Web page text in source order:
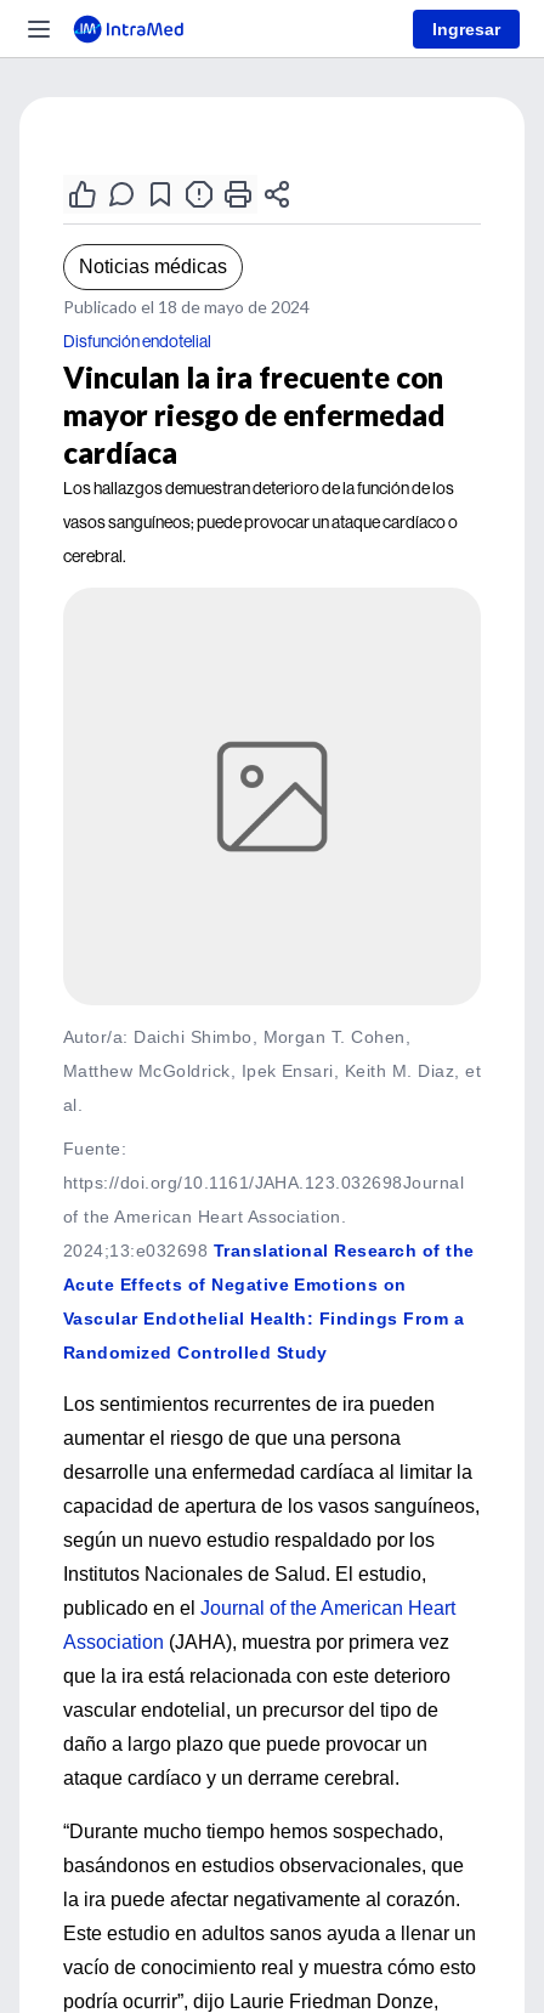
Ingresar
Noticias médicas
Publicado el 18 de mayo de 2024
Disfunción endotelial
Vinculan la ira frecuente con
mayor riesgo de enfermedad
cardíaca
Los hallazgos demuestran deterioro de la función de los
vasos sanguíneos; puede provocar un ataque cardíaco o
cerebral.
Autor/a: Daichi Shimbo, Morgan T. Cohen,
Matthew McGoldrick, Ipek Ensari, Keith M. Diaz, et
al.
Fuente:
https://doi.org/10.1161/JAHA.123.032698Journal
of the American Heart Association.
2024;13:e032698 Translational Research of the
Acute Effects of Negative Emotions on
Vascular Endothelial Health: Findings From a
Randomized Controlled Study
Los sentimientos recurrentes de ira pueden
aumentar el riesgo de que una persona
desarrolle una enfermedad cardíaca al limitar la
capacidad de apertura de los vasos sanguíneos,
según un nuevo estudio respaldado por los
Institutos Nacionales de Salud. El estudio,
publicado en el Journal of the American Heart
Association (JAHA), muestra por primera vez
que la ira está relacionada con este deterioro
vascular endotelial, un precursor del tipo de
daño a largo plazo que puede provocar un
ataque cardíaco y un derrame cerebral.
“Durante mucho tiempo hemos sospechado,
basándonos en estudios observacionales, que
la ira puede afectar negativamente al corazón.
Este estudio en adultos sanos ayuda a llenar un
vacío de conocimiento real y muestra cómo esto
podría ocurrir”, dijo Laurie Friedman Donze,